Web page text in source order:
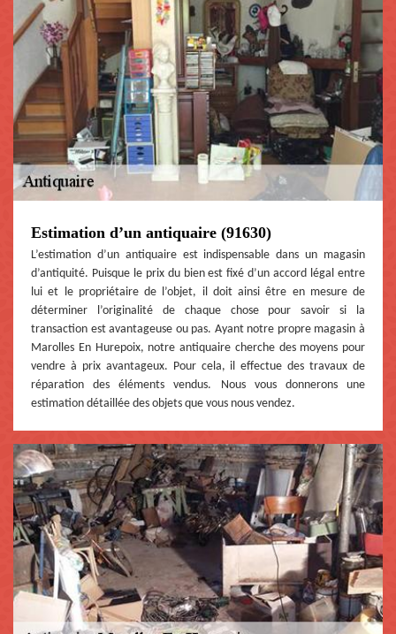
Estimation d’un antiquaire (91630)
L’estimation d’un antiquaire est indispensable dans un magasin
d’antiquité. Puisque le prix du bien est fixé d’un accord légal entre
lui et le propriétaire de l’objet, il doit ainsi être en mesure de
déterminer l’originalité de chaque chose pour savoir si la
transaction est avantageuse ou pas. Ayant notre propre magasin à
Marolles En Hurepoix, notre antiquaire cherche des moyens pour
vendre à prix avantageux. Pour cela, il effectue des travaux de
réparation des éléments vendus. Nous vous donnerons une
estimation détaillée des objets que vous nous vendez.